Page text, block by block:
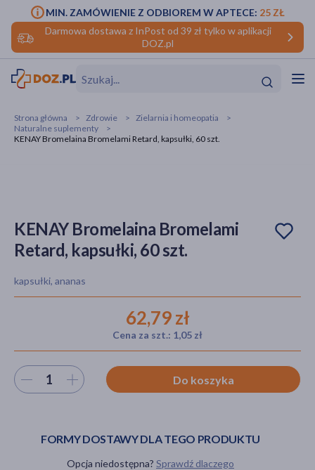
Darmowa dostawa z InPost od 39 zł tylko w aplikacji
DOZ.pl
MIN. ZAMÓWIENIE Z ODBIOREM W APTECE: 25 ZŁ
Hit
Strona główna Zdrowie
Zielarnia i homeopatia
Naturalne suplementy
KENAY Bromelaina Bromelami Retard, kapsułki, 60 szt.
KENAY Bromelaina Bromelami
Retard, kapsułki, 60 szt.
kapsułki, ananas
62,79 zł
Cena za szt.: 1,05 zł
Wybierz ilość Do koszyka
FORMY DOSTAWY DLA TEGO PRODUKTU
Opcja niedostępna? Sprawdź dlaczego